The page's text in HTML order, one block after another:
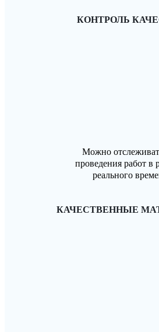
КОНТРОЛЬ
Можно
проведения работ в
реального
КАЧЕСТВЕННЫЕ